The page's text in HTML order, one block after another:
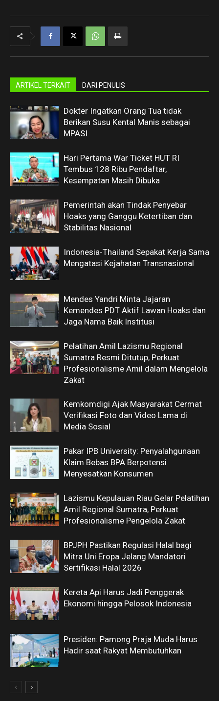
ARTIKEL TERKAIT DARI PENULIS
Dokter Ingatkan Orang Tua tidak
Berikan Susu Kental Manis sebagai
MPASI
Hari Pertama War Ticket HUT RI
Tembus 128 Ribu Pendaftar,
Kesempatan Masih Dibuka
Pemerintah akan Tindak Penyebar
Hoaks yang Ganggu Ketertiban dan
Stabilitas Nasional
Indonesia-Thailand Sepakat Kerja Sama
Mengatasi Kejahatan Transnasional
Mendes Yandri Minta Jajaran
Kemendes PDT Aktif Lawan Hoaks dan
Jaga Nama Baik Institusi
Pelatihan Amil Lazismu Regional
Sumatra Resmi Ditutup, Perkuat
Profesionalisme Amil dalam Mengelola
Zakat
Kemkomdigi Ajak Masyarakat Cermat
Verifikasi Foto dan Video Lama di
Media Sosial
Pakar IPB University: Penyalahgunaan
Klaim Bebas BPA Berpotensi
Menyesatkan Konsumen
Lazismu Kepulauan Riau Gelar Pelatihan
Amil Regional Sumatra, Perkuat
Profesionalisme Pengelola Zakat
BPJPH Pastikan Regulasi Halal bagi
Mitra Uni Eropa Jelang Mandatori
Sertifikasi Halal 2026
Kereta Api Harus Jadi Penggerak
Ekonomi hingga Pelosok Indonesia
Presiden: Pamong Praja Muda Harus
Hadir saat Rakyat Membutuhkan